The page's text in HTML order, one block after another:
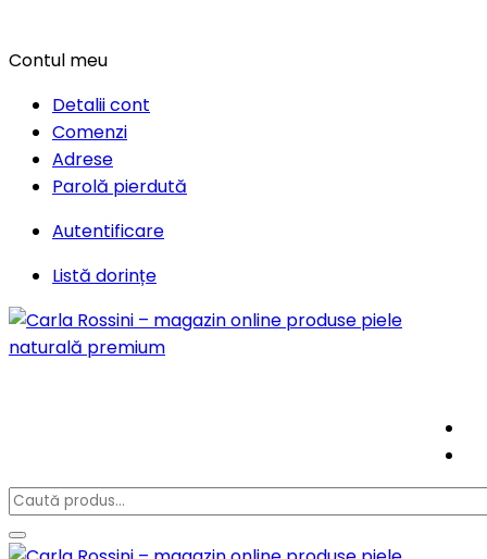
Contul meu
Detalii cont
Comenzi
Adrese
Parolă pierdută
Autentificare
Listă dorințe